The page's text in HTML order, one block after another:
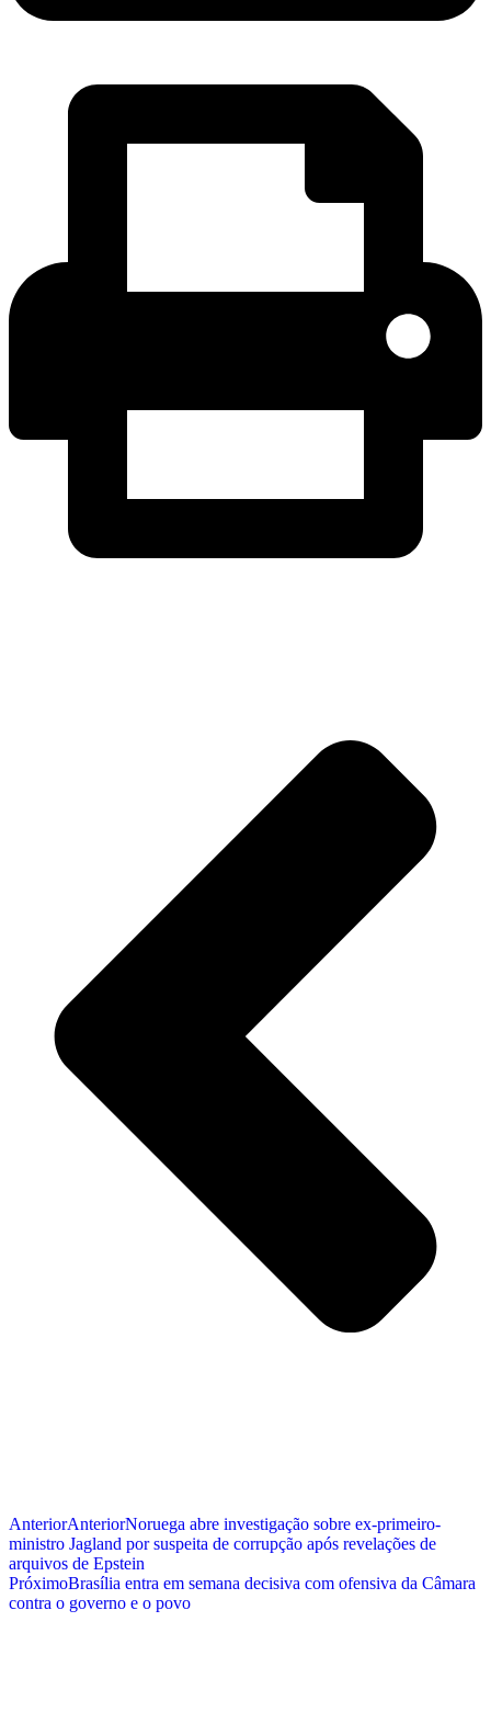
AnteriorAnteriorNoruega abre investigação sobre ex-primeiro-
ministro Jagland por suspeita de corrupção após revelações de
arquivos de Epstein
PróximoBrasília entra em semana decisiva com ofensiva da Câmara
contra o governo e o povo